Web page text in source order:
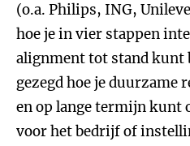
(o.a. Philips, ING,
hoe je in vier stappen
alignment tot stand kunt
gezegd hoe je duurzame
en op lange termijn kunt
voor het bedrijf of